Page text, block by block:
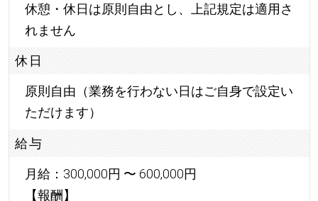
休憩・休日は原則自由とし、上記規定は適用さ
れません
休日
原則自由（業務を行わない日はご自身で設定い
ただけます）
給与
月給：300,000円 〜 600,000円
【報酬】